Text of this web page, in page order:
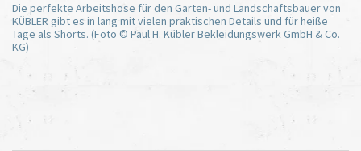
Die perfekte Arbeitshose für den Garten- und Landschaftsbauer von
KÜBLER gibt es in lang mit vielen praktischen Details und für heiße
Tage als Shorts. (Foto © Paul H. Kübler Bekleidungswerk GmbH & Co.
KG)